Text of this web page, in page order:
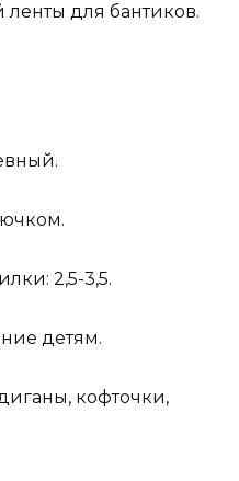
ленты для бантиков.
2,5-3,5.
детям.
кофточки,